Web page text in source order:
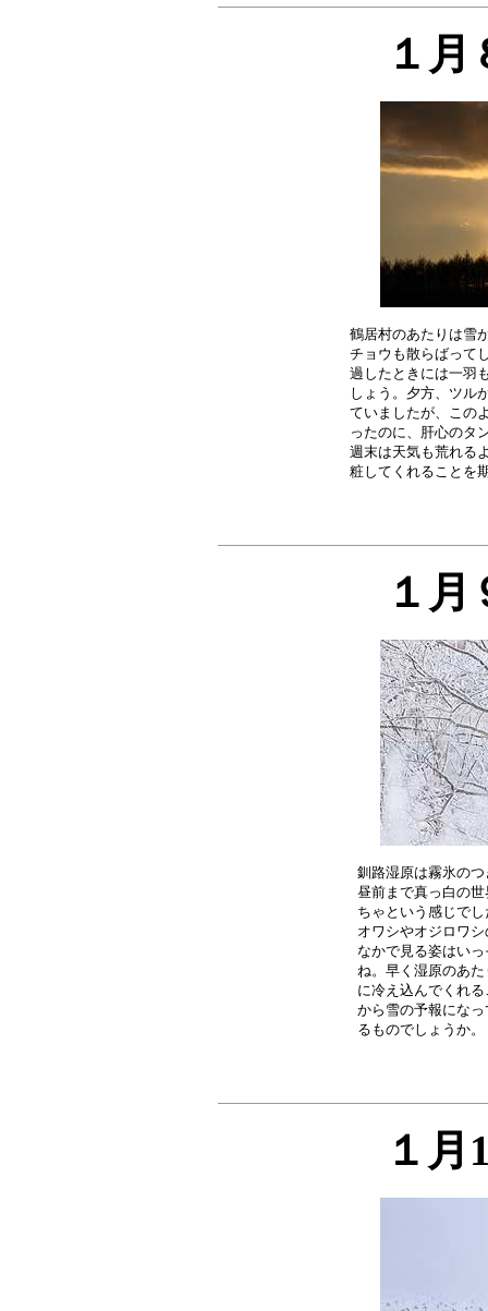
１
鶴居村のあたりは雪
チョウも散らばって
過したときには一羽
しょう。夕方、ツル
ていましたが、この
ったのに、肝心のタ
週末は天気も荒れる
１
釧路湿原は霧氷の
昼前まで真っ白の
ちゃという感じで
オワシやオジロワ
なかで見る姿はい
ね。早く湿原のあ
に冷え込んでくれ
から雪の予報にな
１月